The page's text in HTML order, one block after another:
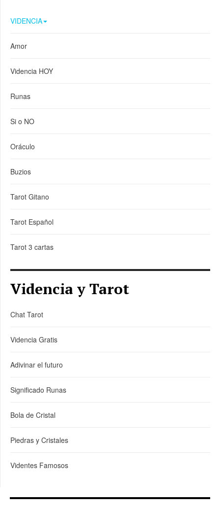
VIDENCIA
Amor
Videncia HOY
Runas
Si o NO
Oráculo
Buzios
Tarot Gitano
Tarot Español
Tarot 3 cartas
Videncia y Tarot
Chat Tarot
Videncia Gratis
Adivinar el futuro
Significado Runas
Bola de Cristal
Piedras y Cristales
Videntes Famosos